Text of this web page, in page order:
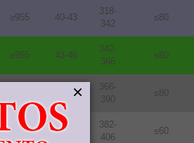
≥955 40-43
318-
342
≤80
≥955 43-46
342-
366
≤80
46-49
366-
390
≤80
≥876 48-51
382-
406
≤60
×